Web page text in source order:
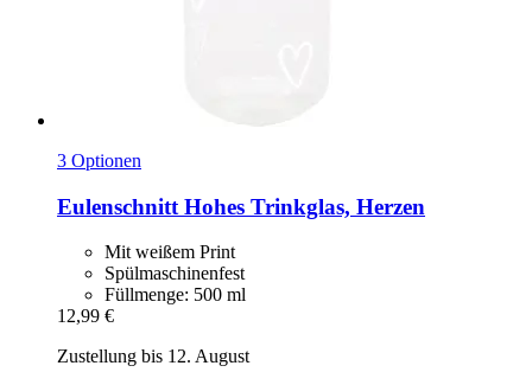
3 Optionen
Eulenschnitt Hohes Trinkglas, Herzen
Mit weißem Print
Spülmaschinenfest
Füllmenge: 500 ml
12,99 €
Zustellung bis 12. August